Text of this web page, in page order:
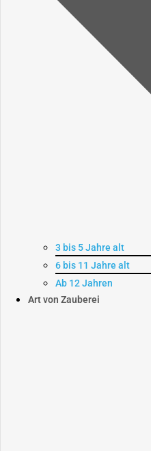
3 bis 5 Jahre alt
6 bis 11 Jahre alt
Ab 12 Jahren
Art von Zauberei